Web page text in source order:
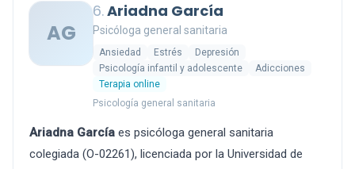
AG
6.Ariadna García
Psicóloga general sanitaria
Ansiedad Estrés
Depresión
Psicología infantil y adolescente
Adicciones
Terapia online
Psicología general sanitaria
Ariadna García es psicóloga general sanitaria
colegiada (O-02261), licenciada por la Universidad de